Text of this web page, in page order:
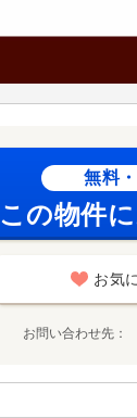
無料
この物件
お気
お問い合わせ先